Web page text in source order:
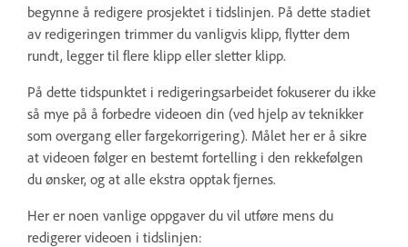
begynne å redigere prosjektet i tidslinjen. På dette stadiet
av redigeringen trimmer du vanligvis klipp, flytter dem
rundt, legger til flere klipp eller sletter klipp.
På dette tidspunktet i redigeringsarbeidet fokuserer du ikke
så mye på å forbedre videoen din (ved hjelp av teknikker
som overgang eller fargekorrigering). Målet her er å sikre
at videoen følger en bestemt fortelling i den rekkefølgen
du ønsker, og at alle ekstra opptak fjernes.
Her er noen vanlige oppgaver du vil utføre mens du
redigerer videoen i tidslinjen: